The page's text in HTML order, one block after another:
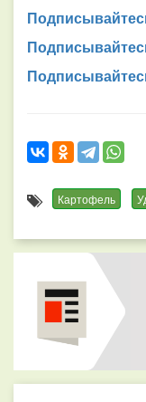
Картофель